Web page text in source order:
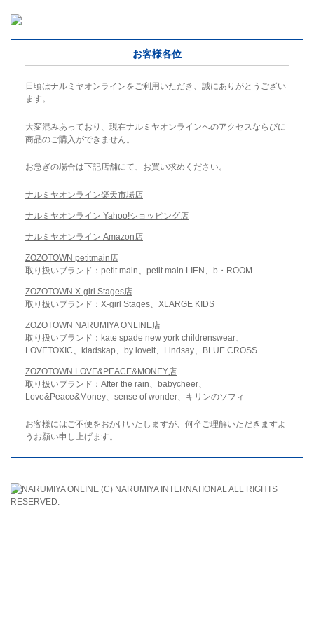
お客様各位
日頃はナルミヤオンラインをご利用いただき、誠にありがとうござい
ます。
大変混みあっており、現在ナルミヤオンラインへのアクセスならびに
商品のご購入ができません。
お急ぎの場合は下記店舗にて、お買い求めください。
ナルミヤオンライン楽天市場店
ナルミヤオンライン Yahoo!ショッピング店
ナルミヤオンライン Amazon店
ZOZOTOWN petitmain店
取り扱いブランド：petit main、petit main LIEN、b・ROOM
ZOZOTOWN X-girl Stages店
取り扱いブランド：X-girl Stages、XLARGE KIDS
ZOZOTOWN NARUMIYA ONLINE店
取り扱いブランド：kate spade new york childrenswear、
LOVETOXIC、kladskap、by loveit、Lindsay、BLUE CROSS
ZOZOTOWN LOVE&PEACE&MONEY店
取り扱いブランド：After the rain、babycheer、
Love&Peace&Money、sense of wonder、キリンのソフィ
お客様にはご不便をおかけいたしますが、何卒ご理解いただきますよ
うお願い申し上げます。